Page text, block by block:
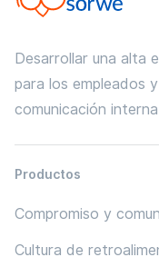
Desarrollar una alta
para los empleados
comunicación
Productos
Compromiso y
Cultura de